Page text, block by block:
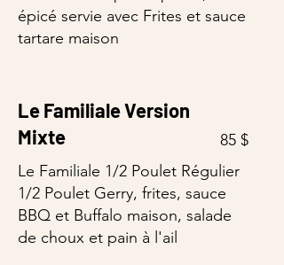
épicé servie avec Frites et sauce
tartare maison
Le Familiale Version
Mixte
Le Familiale 1/2 Poulet Régulier
1/2 Poulet Gerry, frites, sauce
BBQ et Buffalo maison, salade
de choux et pain à l'ail
85 $